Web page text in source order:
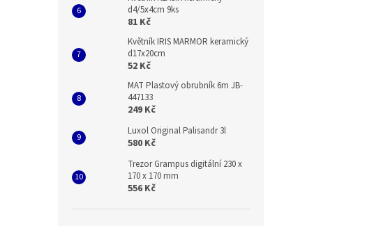
d4/5x4cm 9ks
81 Kč
Květník IRIS MARMOR keramický
d17x20cm
52 Kč
MAT Plastový obrubník 6m JB-
447133
249 Kč
Luxol Original Palisandr 3l
580 Kč
Trezor Grampus digitální 230 x
170 x 170 mm
556 Kč